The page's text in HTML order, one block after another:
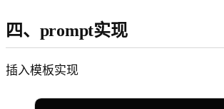
四、prompt实现
插入模板实现